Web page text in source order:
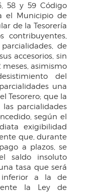
58 y 59 Código
el Municipio de
de la Tesorería
contribuyentes,
de
accesorios, sin
meses, asimismo
del
una
Tesorero; que la
parcialidades
según el
exigibilidad
que, durante
a plazos, se
saldo insoluto
tasa que será
a la de
la Ley de